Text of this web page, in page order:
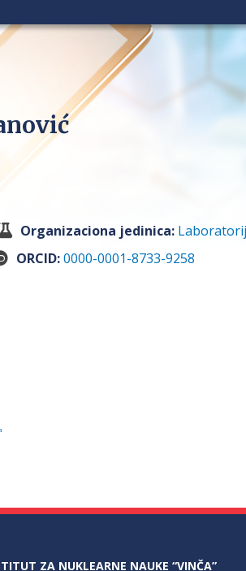
Organizaciona jedinica:
ORCID:0000-0001-8733-9258
ZA NUKLEARNE NAUKE “VINČA”